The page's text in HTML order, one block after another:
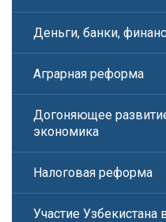
Деньги, банки,
Аграрная реформа
Догоняющее
экономика
Налоговая реформа
Участие